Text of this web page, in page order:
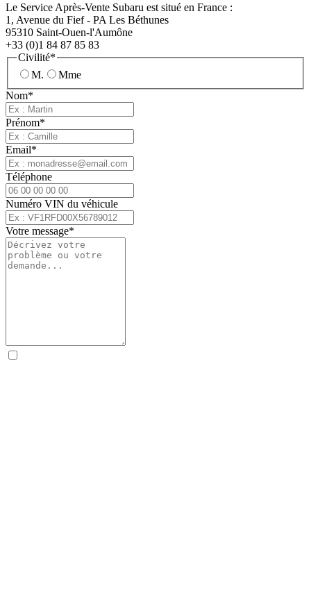
Le Service Après-Vente Subaru est situé en France :
1, Avenue du Fief - PA Les Béthunes
95310 Saint-Ouen-l'Aumône
+33 (0)1 84 87 85 83
Civilité*
M.
Mme
Nom*
Prénom*
Email*
Téléphone
Numéro VIN du véhicule
Votre message*